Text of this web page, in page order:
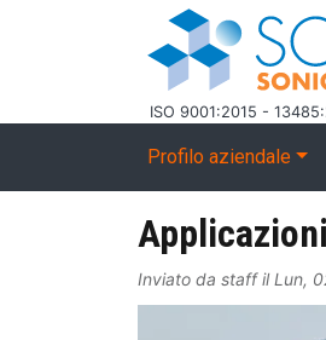
Salta al contenuto principale
ISO 9001:2015 -
Main
Profilo aziendale
Applicazioni
Inviato da staffilLun,